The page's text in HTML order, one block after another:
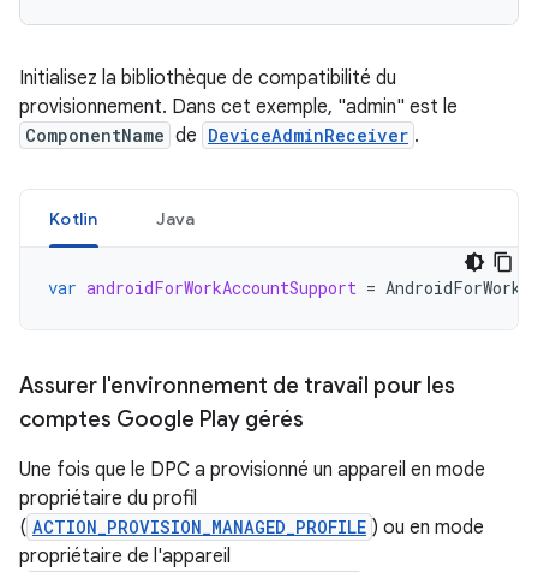
Initialisez la bibliothèque de compatibilité du
provisionnement. Dans cet exemple, "admin" est le
ComponentName de DeviceAdminReceiver .
Kotlin Java
var androidForWorkAccountSupport =
Assurer l'environnement de travail pour les
comptes Google Play gérés
Une fois que le DPC a provisionné un appareil en mode
propriétaire du profil
( ACTION_PROVISION_MANAGED_PROFILE ) ou en mode
propriétaire de l'appareil